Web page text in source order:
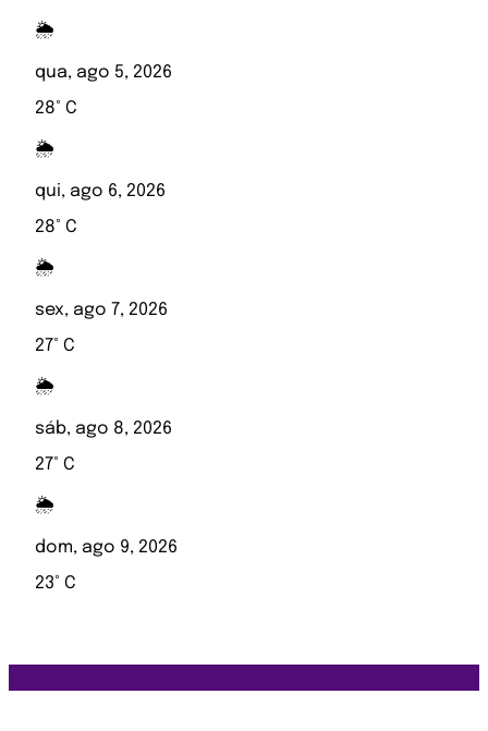
🌦️
qua, ago 5, 2026
28° C
🌦️
qui, ago 6, 2026
28° C
🌦️
sex, ago 7, 2026
27° C
🌦️
sáb, ago 8, 2026
27° C
🌦️
dom, ago 9, 2026
23° C